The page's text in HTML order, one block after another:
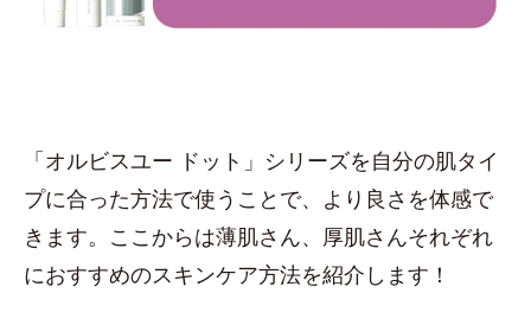
「オルビスユー ドット」シリーズを自分の肌タイ
プに合った方法で使うことで、より良さを体感で
きます。ここからは薄肌さん、厚肌さんそれぞれ
におすすめのスキンケア方法を紹介します！